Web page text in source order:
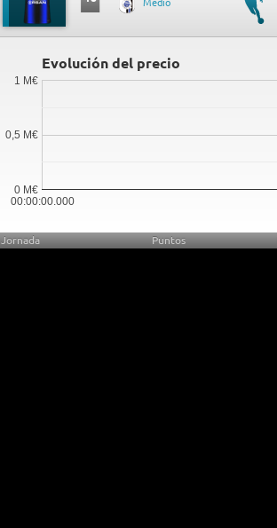
Medio
Evolución del precio
00:00:00.000
0 M€
0,5 M€
1 M€
Jornada Puntos